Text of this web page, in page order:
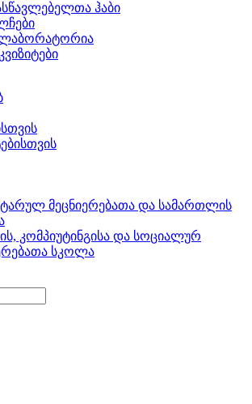
ჰაბი
მეცნიერებათა და სამართლის
კომპიუტინგისა და სოციალურ
სკოლა